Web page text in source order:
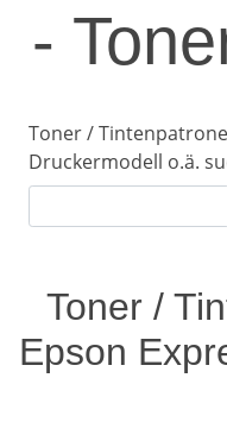
-
Toner /
Druckermodell o.ä.
Toner /
Epson